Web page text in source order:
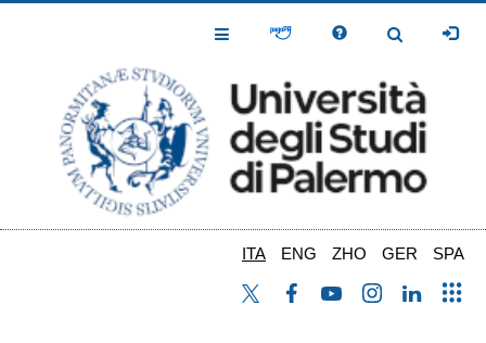
Toggle
Toggle
ITA ENG ZHO GER SPA